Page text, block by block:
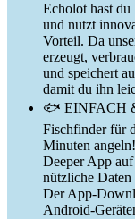
Echolot hast
und nutzt
Vorteil. Da
erzeugt,
und speichert
damit du ihn
🐟 EINFACH
Fischfinder für
Minuten
Deeper App
nützliche
Der App-
Android-